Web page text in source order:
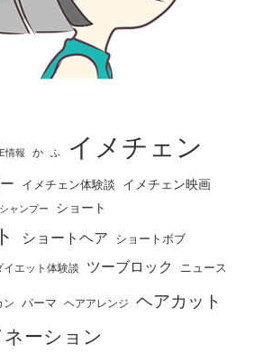
情報 か ふ イメチェン
イメチェン体験談 イメチェン映画
シャンプー ショート
ショートヘア ショートボブ
イエット体験談 ツーブロック ニュース
ン パーマ ヘアアレンジ ヘアカット
ーション